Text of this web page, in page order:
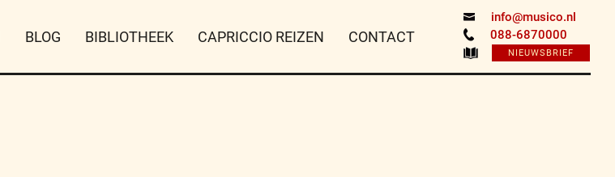
info@musico.nl
088-6870000
NIEUWSBRIEF
BLOG BIBLIOTHEEK CAPRICCIO REIZEN CONTACT